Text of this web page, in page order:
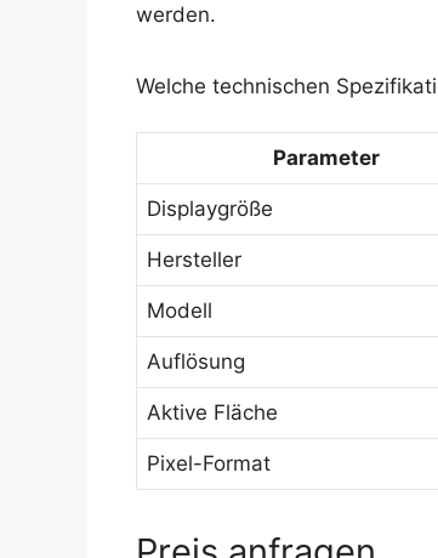
werden.
Welche technischen
Parameter
Displaygröße
Hersteller
Modell
Auflösung
Aktive Fläche
Pixel-Format